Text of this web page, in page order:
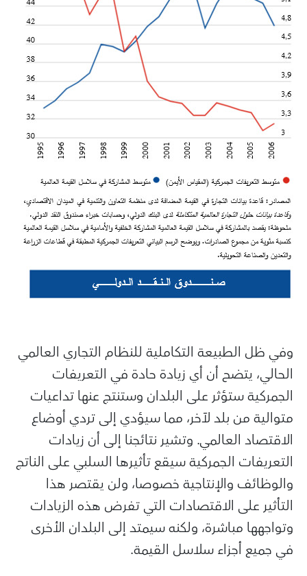
وفي ظل الطبيعة التكاملية للنظام التجاري العالمي
الحالي، يتضح أن أي زيادة حادة في التعريفات
الجمركية ستؤثر على البلدان وستنتج عنها تداعيات
متوالية من بلد لآخر، مما سيؤدي إلى تردي أوضاع
الاقتصاد العالمي. وتشير نتائجنا إلى أن زيادات
التعريفات الجمركية سيقع تأثيرها السلبي على الناتج
والوظائف والإنتاجية خصوصا، ولن يقتصر هذا
التأثير على الاقتصادات التي تفرض هذه الزيادات
وتواجهها مباشرة، ولكنه سيمتد إلى البلدان الأخرى
في جميع أجزاء سلاسل القيمة.